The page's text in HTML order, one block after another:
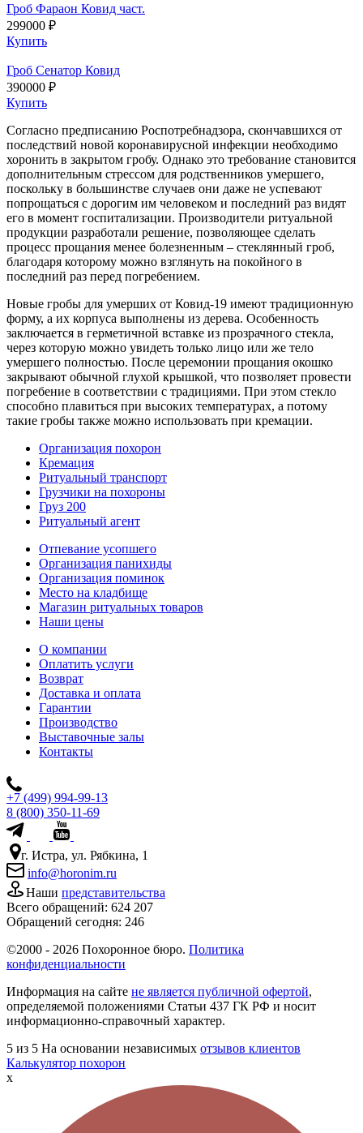
Гроб Фараон Ковид част.
299000 ₽
Купить
Гроб Сенатор Ковид
390000 ₽
Купить
Согласно предписанию Роспотребнадзора, скончавшихся от
последствий новой коронавирусной инфекции необходимо
хоронить в закрытом гробу. Однако это требование становится
дополнительным стрессом для родственников умершего,
поскольку в большинстве случаев они даже не успевают
попрощаться с дорогим им человеком и последний раз видят
его в момент госпитализации. Производители ритуальной
продукции разработали решение, позволяющее сделать
процесс прощания менее болезненным – стеклянный гроб,
благодаря которому можно взглянуть на покойного в
последний раз перед погребением.
Новые гробы для умерших от Ковид-19 имеют традиционную
форму, а их корпуса выполнены из дерева. Особенность
заключается в герметичной вставке из прозрачного стекла,
через которую можно увидеть только лицо или же тело
умершего полностью. После церемонии прощания окошко
закрывают обычной глухой крышкой, что позволяет провести
погребение в соответствии с традициями. При этом стекло
способно плавиться при высоких температурах, а потому
такие гробы также можно использовать при кремации.
Организация похорон
Кремация
Ритуальный транспорт
Грузчики на похороны
Груз 200
Ритуальный агент
Отпевание усопшего
Организация панихиды
Организация поминок
Место на кладбище
Магазин ритуальных товаров
Наши цены
О компании
Оплатить услуги
Возврат
Доставка и оплата
Гарантии
Производство
Выставочные залы
Контакты
+7 (499) 994-99-13
8 (800) 350-11-69
г. Истра, ул. Рябкина, 1
info@horonim.ru
Наши представительства
Всего обращений: 624 207
Обращений сегодня: 246
©2000 - 2026 Похоронное бюро. Политика
конфиденциальности
Информация на сайте не является публичной офертой,
определяемой положениями Статьи 437 ГК РФ и носит
информационно-справочный характер.
5 из 5 На основании независимых отзывов клиентов
Калькулятор похорон
x